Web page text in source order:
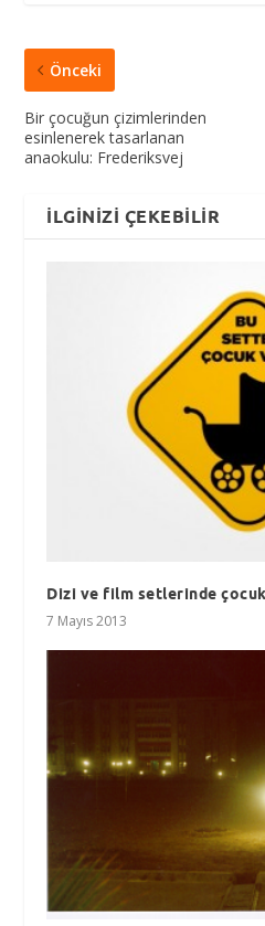
Önceki
Bir çocuğun çizimlerinden
esinlenerek tasarlanan
anaokulu: Frederiksvej
İLGINIZI ÇEKEBILIR
Dizi ve film setlerinde
7 Mayıs 2013